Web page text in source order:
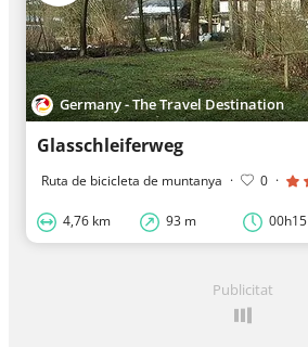
Germany - The Travel Destination
Glasschleiferweg
Ruta de bicicleta de muntanya · 0 ·
4,76 km 93 m 00h15
Publicitat